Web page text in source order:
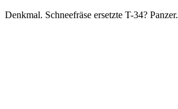
Denkmal. Schneefräse ersetzte T-34? Panzer.